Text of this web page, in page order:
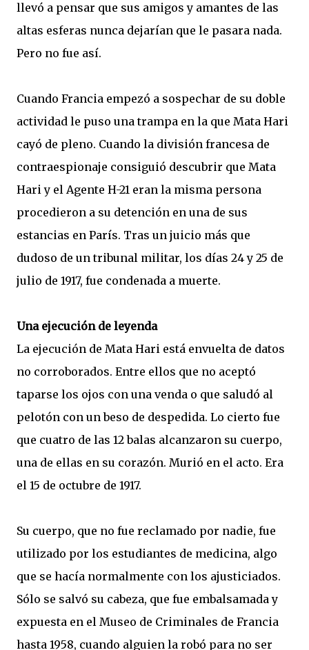
llevó a pensar que sus amigos y amantes de las
altas esferas nunca dejarían que le pasara nada.
Pero no fue así.
Cuando Francia empezó a sospechar de su doble
actividad le puso una trampa en la que Mata Hari
cayó de pleno. Cuando la división francesa de
contraespionaje consiguió descubrir que Mata
Hari y el Agente H-21 eran la misma persona
procedieron a su detención en una de sus
estancias en París. Tras un juicio más que
dudoso de un tribunal militar, los días 24 y 25 de
julio de 1917, fue condenada a muerte.
Una ejecución de leyenda
La ejecución de Mata Hari está envuelta de datos
no corroborados. Entre ellos que no aceptó
taparse los ojos con una venda o que saludó al
pelotón con un beso de despedida. Lo cierto fue
que cuatro de las 12 balas alcanzaron su cuerpo,
una de ellas en su corazón. Murió en el acto. Era
el 15 de octubre de 1917.
Su cuerpo, que no fue reclamado por nadie, fue
utilizado por los estudiantes de medicina, algo
que se hacía normalmente con los ajusticiados.
Sólo se salvó su cabeza, que fue embalsamada y
expuesta en el Museo de Criminales de Francia
hasta 1958, cuando alguien la robó para no ser